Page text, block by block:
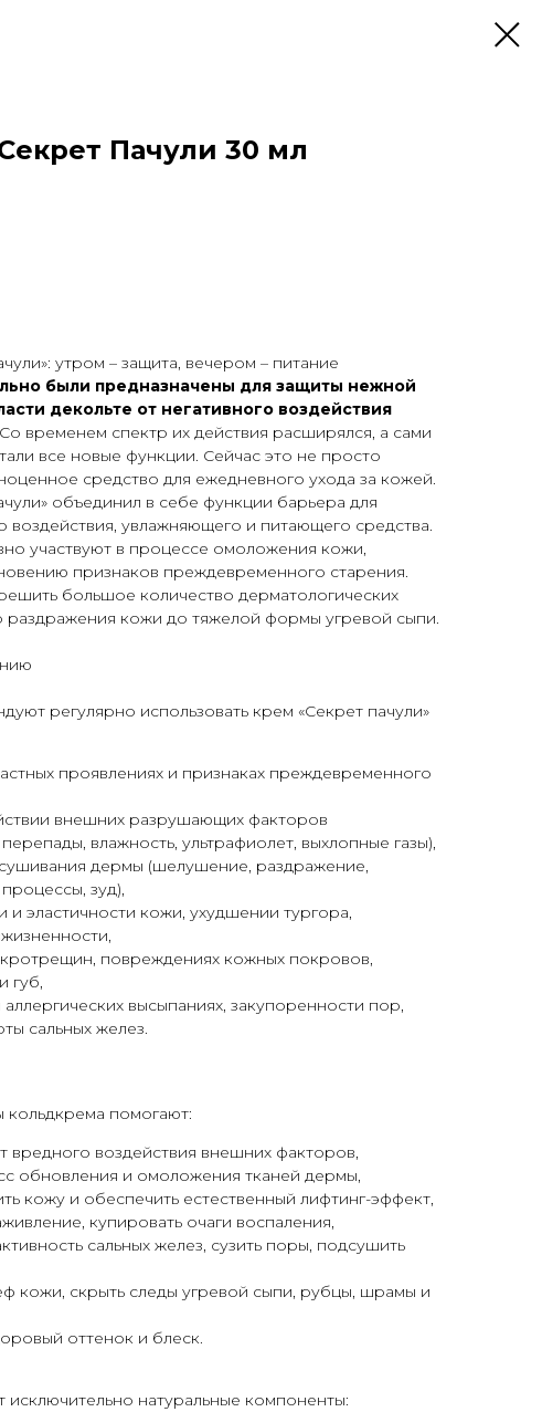
Пачули 30 мл
утром – защита, вечером – питание
были предназначены для защиты нежной
декольте от негативного воздействия
временем спектр их действия расширялся, а сами
все новые функции. Сейчас это не просто
средство для ежедневного ухода за кожей.
объединил в себе функции барьера для
воздействия, увлажняющего и питающего средства.
участвуют в процессе омоложения кожи,
признаков преждевременного старения.
большое количество дерматологических
раздражения кожи до тяжелой формы угревой сыпи.
регулярно использовать крем «Секрет пачули»
проявлениях и признаках преждевременного
внешних разрушающих факторов
влажность, ультрафиолет, выхлопные газы),
дермы (шелушение, раздражение,
зуд),
и эластичности кожи, ухудшении тургора,
повреждениях кожных покровов,
губ,
высыпаниях, закупоренности пор,
сальных желез.
помогают:
вредного воздействия внешних факторов,
обновления и омоложения тканей дермы,
кожу и обеспечить естественный лифтинг-эффект,
купировать очаги воспаления,
сальных желез, сузить поры, подсушить
кожи, скрыть следы угревой сыпи, рубцы, шрамы и
оттенок и блеск.
исключительно натуральные компоненты: